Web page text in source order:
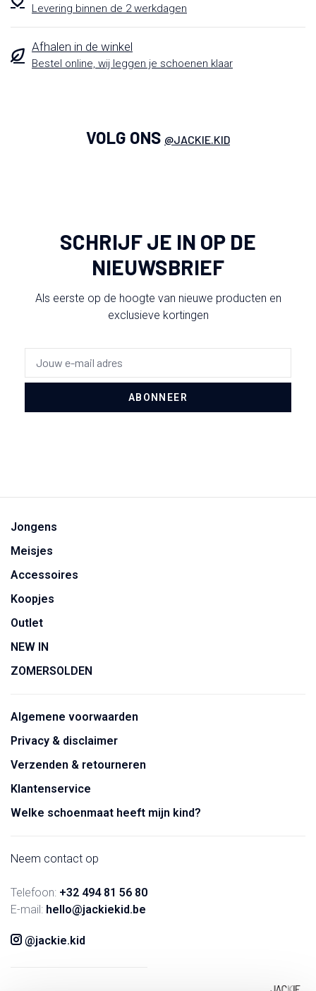
Levering binnen de 2 werkdagen
Afhalen in de winkel
Bestel online, wij leggen je schoenen klaar
VOLG ONS @JACKIE.KID
SCHRIJF JE IN OP DE
NIEUWSBRIEF
Als eerste op de hoogte van nieuwe producten en
exclusieve kortingen
ABONNEER
Jongens
Meisjes
Accessoires
Koopjes
Outlet
NEW IN
ZOMERSOLDEN
Algemene voorwaarden
Privacy & disclaimer
Verzenden & retourneren
Klantenservice
Welke schoenmaat heeft mijn kind?
Neem contact op
Telefoon: +32 494 81 56 80
E-mail: hello@jackiekid.be
@jackie.kid